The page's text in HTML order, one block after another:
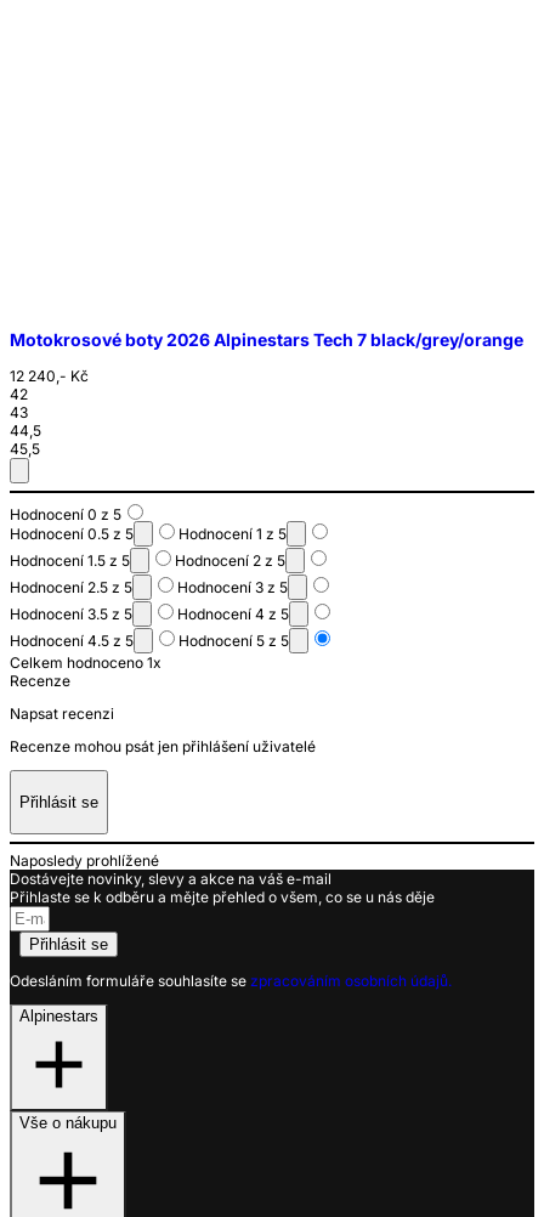
Motokrosové boty 2026 Alpinestars Tech 7 black/grey/orange
12 240,- Kč
42
43
44,5
45,5
Hodnocení 0 z 5
Hodnocení 0.5 z 5
Hodnocení 1 z 5
Hodnocení 1.5 z 5
Hodnocení 2 z 5
Hodnocení 2.5 z 5
Hodnocení 3 z 5
Hodnocení 3.5 z 5
Hodnocení 4 z 5
Hodnocení 4.5 z 5
Hodnocení 5 z 5
Celkem hodnoceno 1x
Recenze
Napsat recenzi
Recenze mohou psát jen přihlášení uživatelé
Přihlásit se
Naposledy prohlížené
Dostávejte novinky, slevy a akce na váš e-mail
Přihlaste se k odběru a mějte přehled o všem, co se u nás děje
Přihlásit se
Odesláním formuláře souhlasíte se zpracováním osobních údajů.
Alpinestars
Vše o nákupu